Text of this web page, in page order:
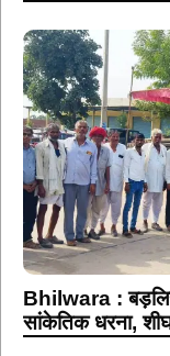
Bhilwara :
सांकेतिक धरना,